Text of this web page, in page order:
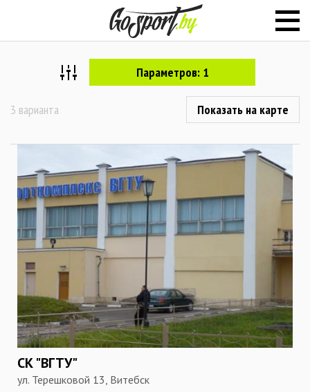
Параметров: 1
3 варианта Показать на карте
СК "ВГТУ"
ул. Терешковой 13, Витебск